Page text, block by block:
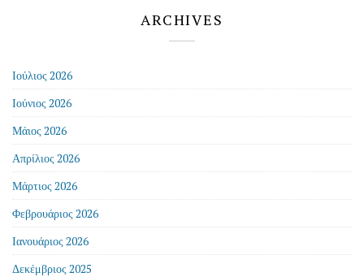
ARCHIVES
Ιούλιος 2026
Ιούνιος 2026
Μάιος 2026
Απρίλιος 2026
Μάρτιος 2026
Φεβρουάριος 2026
Ιανουάριος 2026
Δεκέμβριος 2025